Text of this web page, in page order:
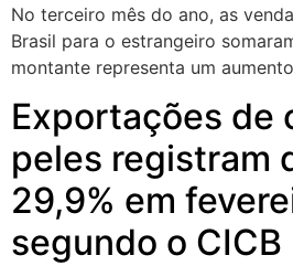
No terceiro mês do ano, as
Brasil para o estrangeiro
montante representa um
Exportações de
peles registram
29,9% em
segundo o CICB